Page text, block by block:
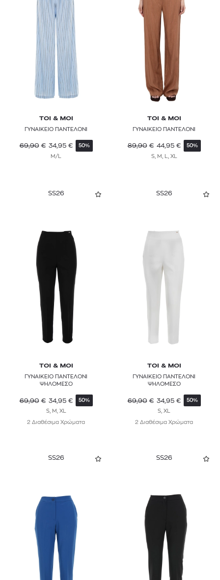
TOI & MOI
ΓΥΝΑΙΚΕΙΟ ΠΑΝΤΕΛΟΝΙ
69,90 € 34,95 € 50%
M/L
TOI & MOI
ΓΥΝΑΙΚΕΙΟ ΠΑΝΤΕΛΟΝΙ
89,90 € 44,95 € 50%
S, M, L, XL
SS26
TOI & MOI
ΓΥΝΑΙΚΕΙΟ ΠΑΝΤΕΛΟΝΙ
ΨΗΛΟΜΕΣΟ
69,90 € 34,95 € 50%
S, M, XL
2 Διαθέσιμα Χρώματα
SS26
TOI & MOI
ΓΥΝΑΙΚΕΙΟ ΠΑΝΤΕΛΟΝΙ
ΨΗΛΟΜΕΣΟ
69,90 € 34,95 € 50%
S, XL
2 Διαθέσιμα Χρώματα
SS26 SS26